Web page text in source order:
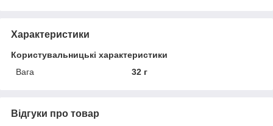
Характеристики
Користувальницькі характеристики
Вага
32 г
Відгуки про товар